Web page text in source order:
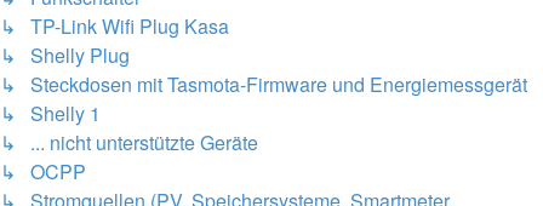
↳ TP-Link Wifi Plug Kasa
↳ Shelly Plug
↳ Steckdosen mit Tasmota-Firmware und Energiemessgerät
↳ Shelly 1
↳ ... nicht unterstützte Geräte
↳ OCPP